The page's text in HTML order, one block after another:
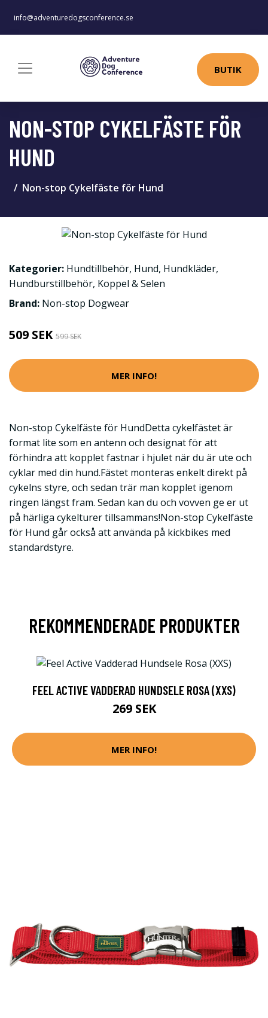
info@adventuredogsconference.se
BUTIK
NON-STOP CYKELFÄSTE FÖR
HUND
Non-stop Cykelfäste för Hund
Kategorier: Hundtillbehör, Hund, Hundkläder,
Hundburstillbehör, Koppel & Selen
Brand: Non-stop Dogwear
509 SEK 599 SEK
MER INFO!
Non-stop Cykelfäste för HundDetta cykelfästet är
format lite som en antenn och designat för att
förhindra att kopplet fastnar i hjulet när du är ute och
cyklar med din hund.Fästet monteras enkelt direkt på
cykelns styre, och sedan trär man kopplet igenom
ringen längst fram. Sedan kan du och vovven ge er ut
på härliga cykelturer tillsammans!Non-stop Cykelfäste
för Hund går också att använda på kickbikes med
standardstyre.
REKOMMENDERADE PRODUKTER
FEEL ACTIVE VADDERAD HUNDSELE ROSA (XXS)
269 SEK
MER INFO!